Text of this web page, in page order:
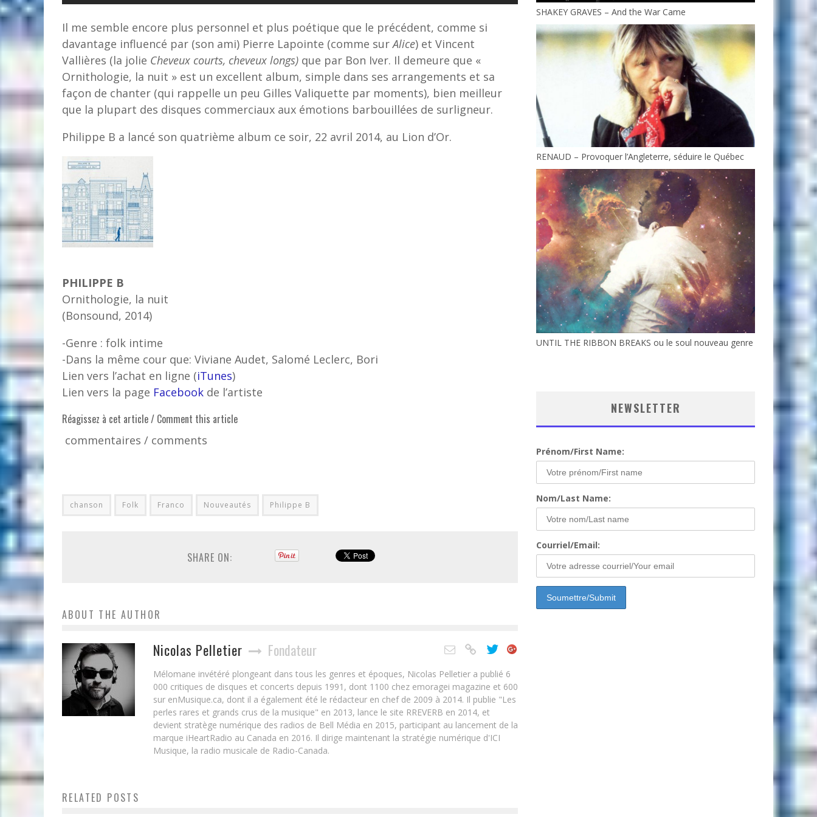
Il me semble encore plus personnel et plus poétique que le précédent, comme si
davantage influencé par (son ami) Pierre Lapointe (comme surAlice) et Vincent
Vallières (la jolie Cheveux courts, cheveux longs) que par Bon Iver. Il demeure que «
Ornithologie, la nuit » est un excellent album, simple dans ses arrangements et sa
façon de chanter (qui rappelle un peu Gilles Valiquette par moments), bien meilleur
que la plupart des disques commerciaux aux émotions barbouillées de surligneur.
Philippe B a lancé son quatrième album ce soir, 22 avril 2014, au Lion d’Or.
PHILIPPE B
Ornithologie, la nuit
(Bonsound, 2014)
-Genre : folk intime
-Dans la même cour que: Viviane Audet, Salomé Leclerc, Bori
Lien vers l’achat en ligne (iTunes)
Lien vers la page Facebook de l’artiste
Réagissez à cet article / Comment this article
commentaires / comments
chanson Folk Franco Nouveautés Philippe B
SHARE ON:
ABOUT THE AUTHOR
Nicolas Pelletier Fondateur
Mélomane invétéré plongeant dans tous les genres et époques, Nicolas Pelletier a publié 6
000 critiques de disques et concerts depuis 1991, dont 1100 chez emoragei magazine et 600
sur enMusique.ca, dont il a également été le rédacteur en chef de 2009 à 2014. Il publie "Les
perles rares et grands crus de la musique" en 2013, lance le site RREVERB en 2014, et
devient stratège numérique des radios de Bell Média en 2015, participant au lancement de la
marque iHeartRadio au Canada en 2016. Il dirige maintenant la stratégie numérique d'ICI
Musique, la radio musicale de Radio-Canada.
RELATED POSTS
SHAKEY GRAVES – And the War Came
RENAUD – Provoquer l’Angleterre, séduire le Québec
UNTIL THE RIBBON BREAKS ou le soul nouveau genre
NEWSLETTER
Prénom/First Name:
Nom/Last Name:
Courriel/Email: